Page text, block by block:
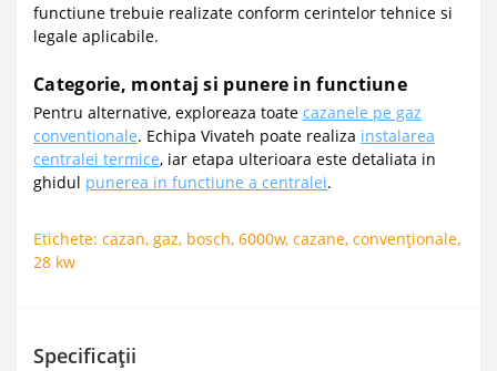
functiune trebuie realizate conform cerintelor tehnice si
legale aplicabile.
Categorie, montaj si punere in functiune
Pentru alternative, exploreaza toate cazanele pe gaz
conventionale. Echipa Vivateh poate realiza instalarea
centralei termice, iar etapa ulterioara este detaliata in
ghidul punerea in functiune a centralei.
Etichete: cazan, gaz, bosch, 6000w, cazane, convenționale,
28 kw
Specificații